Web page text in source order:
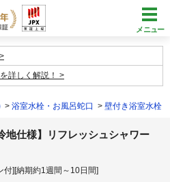
メニュー
詳しく解説！
浴室水栓・お風呂蛇口 壁付き浴室水栓
地仕様】リフレッシュシャワー
付][納期約1週間～10日間]